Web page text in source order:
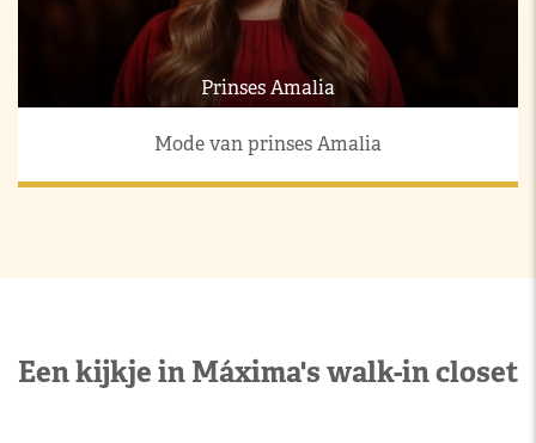
Prinses Amalia
Mode van prinses Amalia
Een kijkje in Máxima's walk-in closet